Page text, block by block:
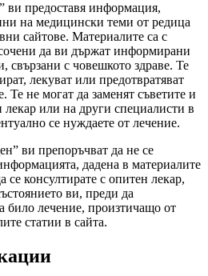
ви предоставя информация,
на медицински теми от редица
сайтове. Материалите са с
да ви държат информирани
свързани с човешкото здраве. Те
лекуват или предотвратяват
Те не могат да заменят съветите и
или на други специалисти в
се нуждаете от лечение.
ви препоръчват да не се
дадена в материалите
се консултирате с опитен лекар,
ви, преди да
било лечение, произтичащо от
статии в сайта.